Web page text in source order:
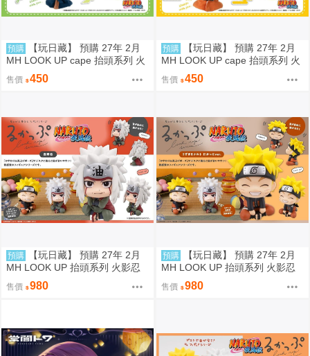
預購
【玩日藏】 預購 27年 2月
MH LOOK UP cape 抬頭系列 火
影忍者疾風傳 帕克 披風 斗篷系
列 頭套 不含公仔 代理版
售價 450
預購
【玩日藏】 預購 27年 2月
MH LOOK UP cape 抬頭系列 火
影忍者疾風傳 九喇嘛 披風 斗篷
系列 頭套 不含公仔 代理版
售價 450
預購
【玩日藏】 預購 27年 2月
MH LOOK UP 抬頭系列 火影忍
者疾風傳 自來也 抬頭公仔 代理
版
售價 980
預購
【玩日藏】 預購 27年 2月
MH LOOK UP 抬頭系列 火影忍
者疾風傳 漩渦鳴人 燦笑 Smile 抬
頭公仔 代理版
售價 980